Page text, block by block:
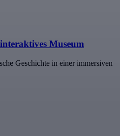
Museum
Geschichte in einer immersiven